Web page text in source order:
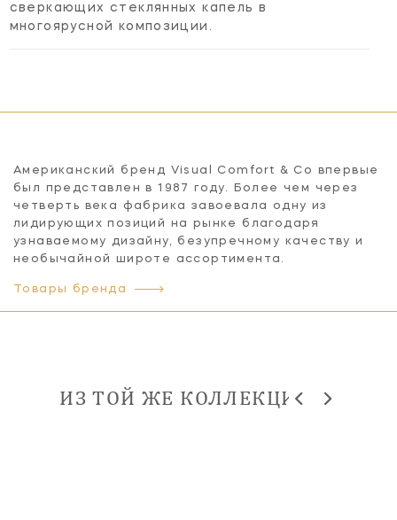
сверкающих стеклянных капель в
многоярусной композиции.
Американский бренд Visual Comfort & Co впервые
был представлен в 1987 году. Более чем через
четверть века фабрика завоевала одну из
лидирующих позиций на рынке благодаря
узнаваемому дизайну, безупречному качеству и
необычайной широте ассортимента.
Товары бренда
ИЗ ТОЙ ЖЕ КОЛЛЕКЦИИ